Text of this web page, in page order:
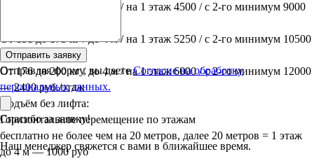
От 126 до 150 кг / до 4 м / на 1 этаж 4500 / с 2-го минимум 9000
От 151 до 175 кг / до 4 м / на 1 этаж 5250 / с 2-го минимум 10500
— 2100 руб./этаж
От 176 до 200 кг / до 4 м / на 1 этаж 6000 / с 2-го минимум 12000
— 2400 руб./этаж
Подъём без лифта:
Горизонтальное перемещение по этажам
бесплатно не более чем на 20 метров, далее 20 метров = 1 этаж
до 4 м — 1000 руб
Отправить заявку
Отправляя форму, вы даетеСогласие на обработку
персональных данных.
Спасибо за заявку!
Наш менеджер свяжется с вами в ближайшее время.